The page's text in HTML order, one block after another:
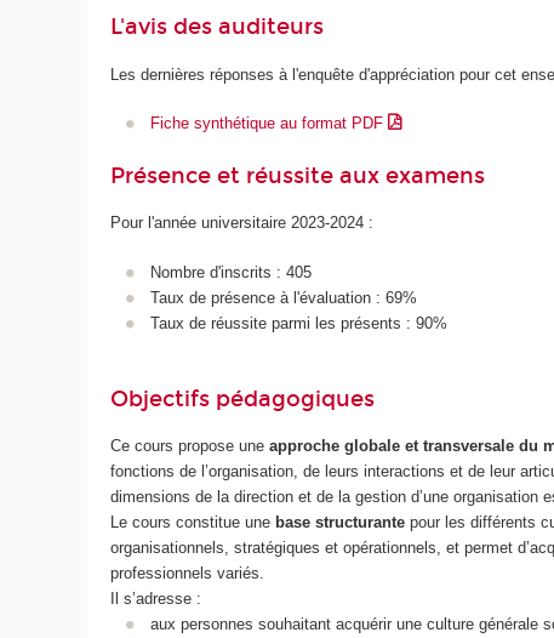
L'avis des auditeurs
Les dernières réponses à l'enquête d'appréciation pour cet
Fiche synthétique au format PDF
Présence et réussite aux examens
Pour l'année universitaire 2023-2024 :
Nombre d'inscrits : 405
Taux de présence à l'évaluation : 69%
Taux de réussite parmi les présents : 90%
Objectifs pédagogiques
Ce cours propose uneapproche globale et transversale du
fonctions de l’organisation, de leurs interactions et de leur
dimensions de la direction et de la gestion d’une organisation
Le cours constitue une base structurante pour les différents
organisationnels, stratégiques et opérationnels, et permet
professionnels variés.
Il s’adresse :
aux personnes souhaitant acquérir une culture générale